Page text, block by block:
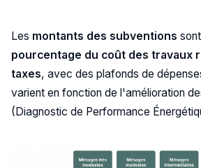
Les montants des subventions
pourcentage du coût des travaux
taxes, avec des plafonds de
varient en fonction de l'amélioration
(Diagnostic de Performance